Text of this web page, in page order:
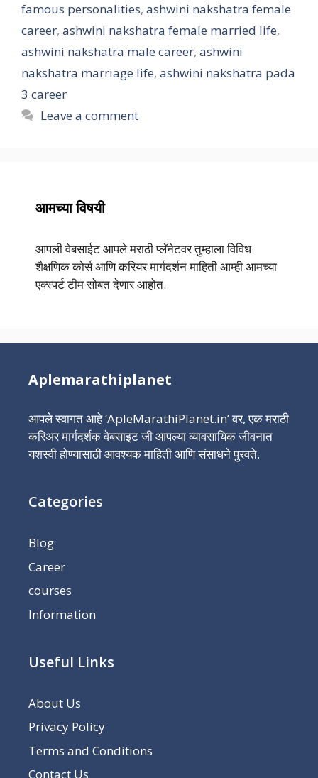
famous personalities, ashwini nakshatra female
career, ashwini nakshatra female married life,
ashwini nakshatra male career, ashwini
nakshatra marriage life, ashwini nakshatra pada
3 career
Leave a comment
आमच्या विषयी
आपली वेबसाईट आपले मराठी प्लॅनेटवर तुम्हाला विविध
शैक्षणिक कोर्स आणि करियर मार्गदर्शन माहिती आम्ही आमच्या
एक्स्पर्ट टीम सोबत देणार आहोत.
Aplemarathiplanet
आपले स्वागत आहे ‘ApleMarathiPlanet.in’ वर, एक मराठी
करिअर मार्गदर्शक वेबसाइट जी आपल्या व्यावसायिक जीवनात
यशस्वी होण्यासाठी आवश्यक माहिती आणि संसाधने पुरवते.
Categories
Blog
Career
courses
Information
Useful Links
About Us
Privacy Policy
Terms and Conditions
Contact Us